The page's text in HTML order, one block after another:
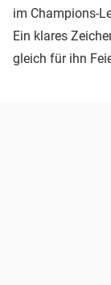
im Champions-
Ein klares
gleich für ihn